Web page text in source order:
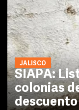
JALISCO
SIAPA:
colonias